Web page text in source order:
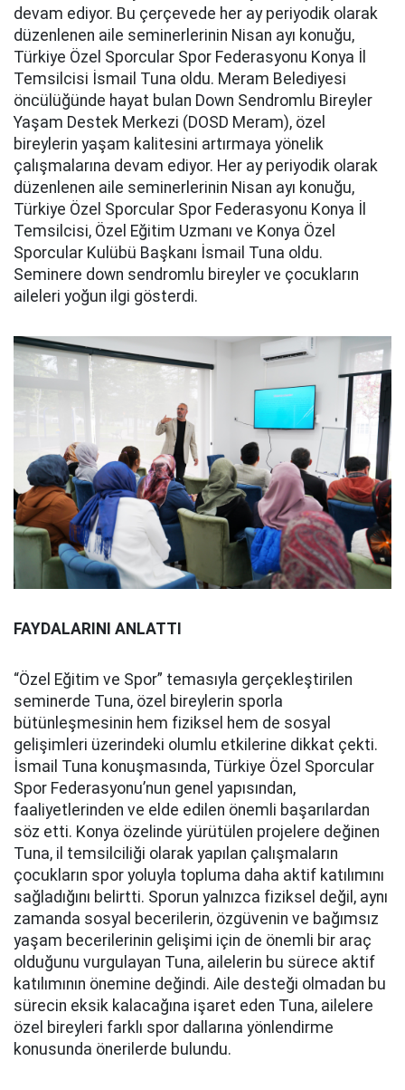
devam ediyor. Bu çerçevede her ay periyodik olarak
düzenlenen aile seminerlerinin Nisan ayı konuğu,
Türkiye Özel Sporcular Spor Federasyonu Konya İl
Temsilcisi İsmail Tuna oldu. Meram Belediyesi
öncülüğünde hayat bulan Down Sendromlu Bireyler
Yaşam Destek Merkezi (DOSD Meram), özel
bireylerin yaşam kalitesini artırmaya yönelik
çalışmalarına devam ediyor. Her ay periyodik olarak
düzenlenen aile seminerlerinin Nisan ayı konuğu,
Türkiye Özel Sporcular Spor Federasyonu Konya İl
Temsilcisi, Özel Eğitim Uzmanı ve Konya Özel
Sporcular Kulübü Başkanı İsmail Tuna oldu.
Seminere down sendromlu bireyler ve çocukların
aileleri yoğun ilgi gösterdi.
FAYDALARINI ANLATTI
“Özel Eğitim ve Spor” temasıyla gerçekleştirilen
seminerde Tuna, özel bireylerin sporla
bütünleşmesinin hem fiziksel hem de sosyal
gelişimleri üzerindeki olumlu etkilerine dikkat çekti.
İsmail Tuna konuşmasında, Türkiye Özel Sporcular
Spor Federasyonu’nun genel yapısından,
faaliyetlerinden ve elde edilen önemli başarılardan
söz etti. Konya özelinde yürütülen projelere değinen
Tuna, il temsilciliği olarak yapılan çalışmaların
çocukların spor yoluyla topluma daha aktif katılımını
sağladığını belirtti. Sporun yalnızca fiziksel değil, aynı
zamanda sosyal becerilerin, özgüvenin ve bağımsız
yaşam becerilerinin gelişimi için de önemli bir araç
olduğunu vurgulayan Tuna, ailelerin bu sürece aktif
katılımının önemine değindi. Aile desteği olmadan bu
sürecin eksik kalacağına işaret eden Tuna, ailelere
özel bireyleri farklı spor dallarına yönlendirme
konusunda önerilerde bulundu.